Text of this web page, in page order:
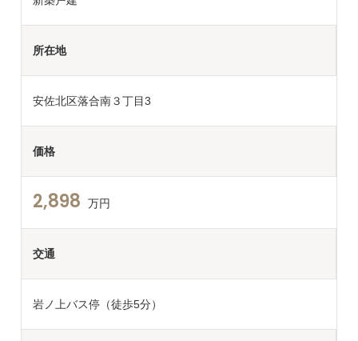
所在地
安佐北区落合南３丁目3
価格
2,898 万円
交通
岩ノ上バス停（徒歩5分）